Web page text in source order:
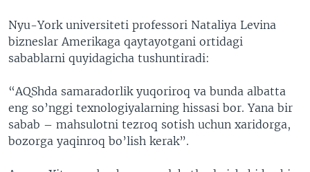
Nyu-York universiteti professori Nataliya Levina
bizneslar Amerikaga qaytayotgani ortidagi
sabablarni quyidagicha tushuntiradi:
“AQShda samaradorlik yuqoriroq va bunda albatta
eng so’nggi texnologiyalarning hissasi bor. Yana bir
sabab – mahsulotni tezroq sotish uchun xaridorga,
bozorga yaqinroq bo’lish kerak”.